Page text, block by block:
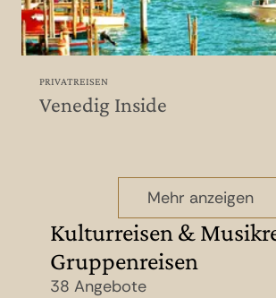
PRIVATREISEN
Venedig Inside
Mehr anzeigen
Kulturreisen &
Gruppenreisen
38 Angebote